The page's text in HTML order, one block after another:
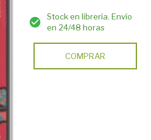
Stock en librería. Envío
en 24/48 horas
COMPRAR